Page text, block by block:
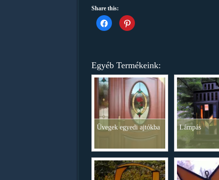
Share this:
Click
to
share
new
window)
Click
to
new
window)
Egyéb Termékeink:
Üvegek egyedi ajtókba Lámpás